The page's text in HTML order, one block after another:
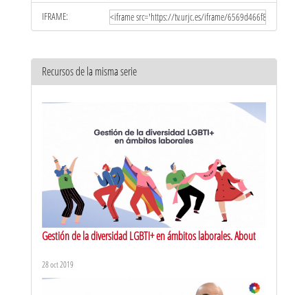
IFRAME:
Recursos de la misma serie
Gestión de la diversidad LGBTI+ en ámbitos laborales. About
28 oct 2019